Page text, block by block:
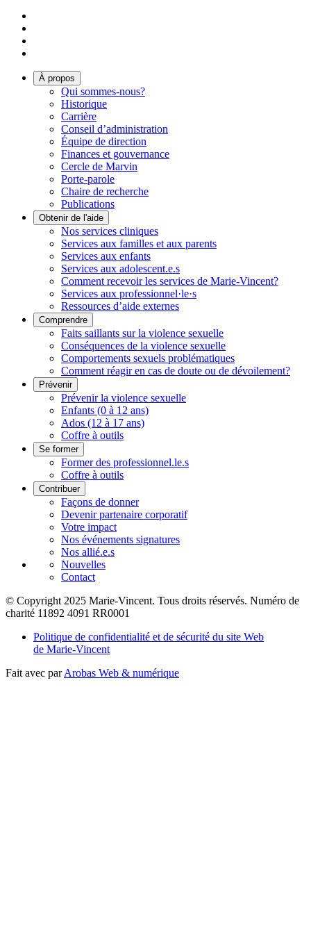
À propos
Qui sommes-nous?
Historique
Carrière
Conseil d’administration
Équipe de direction
Finances et gouvernance
Cercle de Marvin
Porte-parole
Chaire de recherche
Publications
Obtenir de l'aide
Nos services cliniques
Services aux familles et aux parents
Services aux enfants
Services aux adolescent.e.s
Comment recevoir les services de Marie-Vincent?
Services aux professionnel·le·s
Ressources d’aide externes
Comprendre
Faits saillants sur la violence sexuelle
Conséquences de la violence sexuelle
Comportements sexuels problématiques
Comment réagir en cas de doute ou de dévoilement?
Prévenir
Prévenir la violence sexuelle
Enfants (0 à 12 ans)
Ados (12 à 17 ans)
Coffre à outils
Se former
Former des professionnel.le.s
Coffre à outils
Contribuer
Façons de donner
Devenir partenaire corporatif
Votre impact
Nos événements signatures
Nos allié.e.s
Nouvelles
Contact
© Copyright 2025 Marie-Vincent. Tous droits réservés. Numéro de
charité 11892 4091 RR0001
Politique de confidentialité et de sécurité du site Web
de Marie-Vincent
Fait avec parArobas Web & numérique